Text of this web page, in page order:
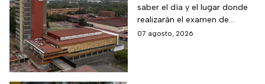
puedes consultar
fecha, hora y sede
saber el día y el lugar donde
realizarán el examen de
control de forma presencial
07 agosto, 2026